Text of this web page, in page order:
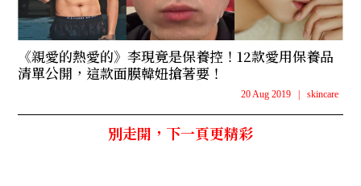
《親愛的熱愛的》李現竟是保養控！12款愛用保養品
清單公開，這款面膜韓妞搶著要！
20 Aug 2019 skincare
別走開，下一頁更精彩